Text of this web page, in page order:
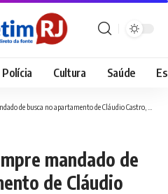
Polícia Cultura Saúde
de busca no apartamento de Cláudio Castro, no Rio
mandado de
de Cláudio